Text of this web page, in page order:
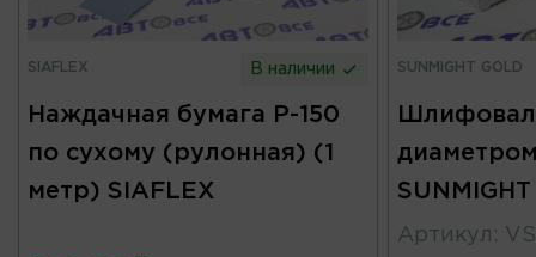
SIAFLEX В наличии
Наждачная бумага Р-150
по сухому (рулонная) (1
метр) SIAFLEX
SUNMIGHT GOLD
Артикул :